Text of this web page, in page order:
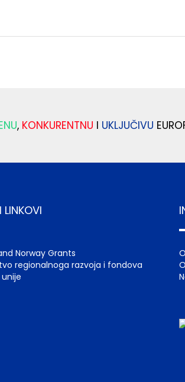
, KONKURENTNU I UKLJUČIVU
LINKOVI
Norway Grants
regionalnoga razvoja i fondova